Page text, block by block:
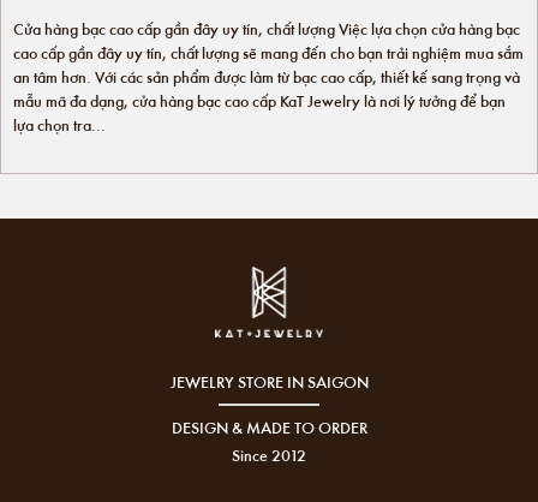
Cửa hàng bạc cao cấp gần đây uy tín, chất lượng Việc lựa chọn cửa hàng bạc
cao cấp gần đây uy tín, chất lượng sẽ mang đến cho bạn trải nghiệm mua sắm
an tâm hơn. Với các sản phẩm được làm từ bạc cao cấp, thiết kế sang trọng và
mẫu mã đa dạng, cửa hàng bạc cao cấp KaT Jewelry là nơi lý tưởng để bạn
lựa chọn tra...
JEWELRY STORE IN SAIGON
DESIGN & MADE TO ORDER
Since 2012